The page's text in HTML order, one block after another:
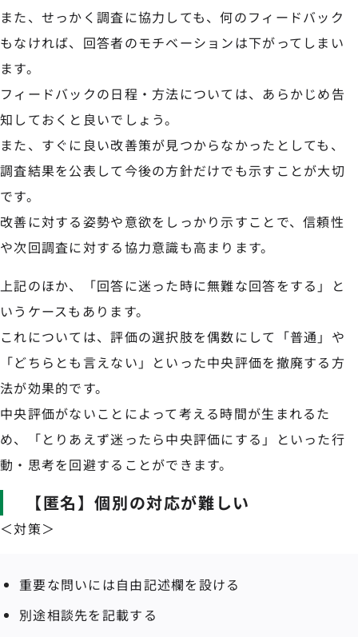
また、せっかく調査に協力しても、何のフィードバック
もなければ、回答者のモチベーションは下がってしまい
ます。
フィードバックの日程・方法については、あらかじめ告
知しておくと良いでしょう。
また、すぐに良い改善策が見つからなかったとしても、
調査結果を公表して今後の方針だけでも示すことが大切
です。
改善に対する姿勢や意欲をしっかり示すことで、信頼性
や次回調査に対する協力意識も高まります。
上記のほか、「回答に迷った時に無難な回答をする」と
いうケースもあります。
これについては、評価の選択肢を偶数にして「普通」や
「どちらとも言えない」といった中央評価を撤廃する方
法が効果的です。
中央評価がないことによって考える時間が生まれるた
め、「とりあえず迷ったら中央評価にする」といった行
動・思考を回避することができます。
【匿名】個別の対応が難しい
＜対策＞
重要な問いには自由記述欄を設ける
別途相談先を記載する